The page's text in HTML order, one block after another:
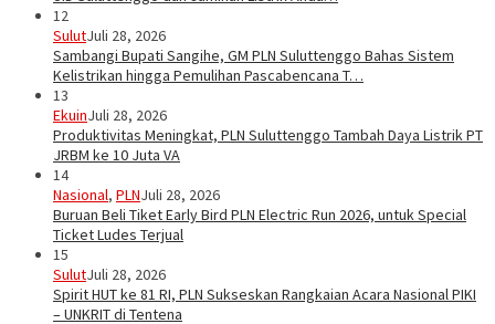
12
SulutJuli 28, 2026
Sambangi Bupati Sangihe, GM PLN Suluttenggo Bahas Sistem
Kelistrikan hingga Pemulihan Pascabencana T…
13
EkuinJuli 28, 2026
Produktivitas Meningkat, PLN Suluttenggo Tambah Daya Listrik PT
JRBM ke 10 Juta VA
14
Nasional, PLNJuli 28, 2026
Buruan Beli Tiket Early Bird PLN Electric Run 2026, untuk Special
Ticket Ludes Terjual
15
SulutJuli 28, 2026
Spirit HUT ke 81 RI, PLN Sukseskan Rangkaian Acara Nasional PIKI
– UNKRIT di Tentena